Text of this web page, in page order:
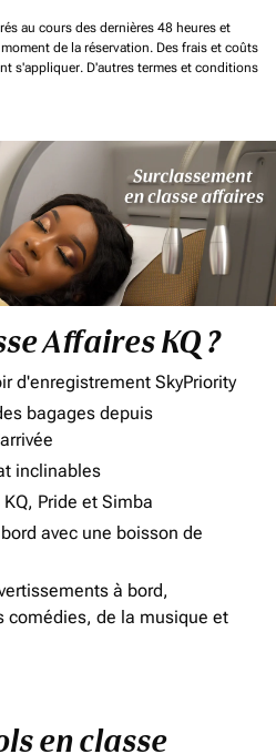
au cours des dernières 48 heures et
de la réservation. Des frais et coûts
s'appliquer. D'autres termes et conditions
Affaires KQ ?
d'enregistrement SkyPriority
bagages depuis
inclinables
Pride et Simba
avec une boisson de
à bord,
comédies, de la musique et
en classe